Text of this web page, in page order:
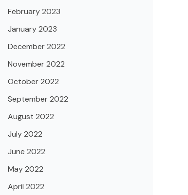
February 2023
January 2023
December 2022
November 2022
October 2022
September 2022
August 2022
July 2022
June 2022
May 2022
April 2022